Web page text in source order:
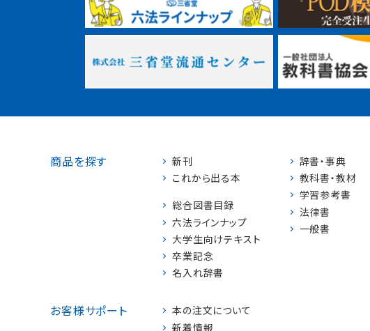
商品を探す
新刊
これから出る本
総合図書目録
六法ラインナップ
大学生向けテキスト
卒業記念
名入れ辞書
辞書・事典
教科書・教材
学習参考書
法律書
一般書
お客様サポート
本の注文について
新着情報